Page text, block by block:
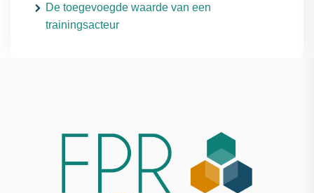
De toegevoegde waarde van een
trainingsacteur